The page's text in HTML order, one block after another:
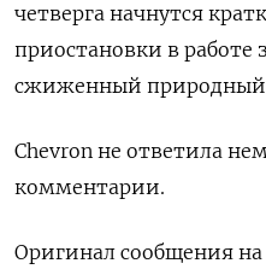
четверга начнутся
приостановки в
сжиженный природный
Chevron не ответила
комментарии.
Оригинал сообщения